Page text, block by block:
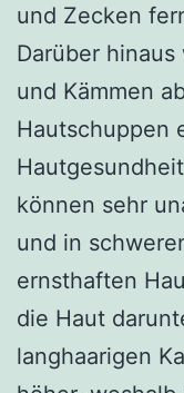
und Zecken
Darüber
und Kämmen
Hautschuppen
können sehr
und in
ernsthaften
die Haut
langhaarigen